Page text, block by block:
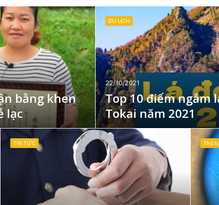
bằng khen
lạc
DU LỊCH
22/10/2021
Top 10 điểm ngắm
Tokai năm 2021
TIN TỨC Thủ